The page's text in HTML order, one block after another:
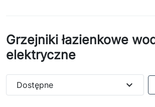
Grzejniki łazienkowe
elektryczne
Dostępne expand_more